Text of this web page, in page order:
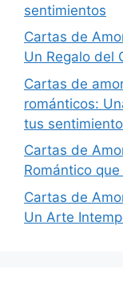
sentimientos
Cartas de
Un Regalo del
Cartas de
románticos:
tus
Cartas de
Romántico
Cartas de
Un Arte